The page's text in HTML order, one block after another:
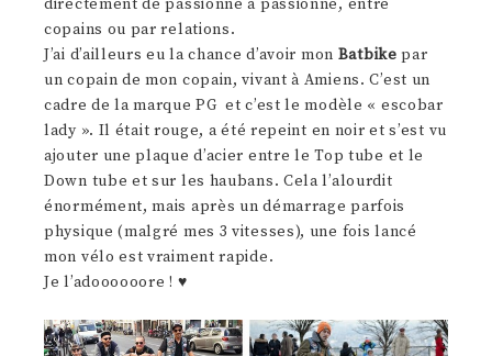
directement de passionné à passionné, entre
copains ou par relations.
J’ai d’ailleurs eu la chance d’avoir mon Batbike par
un copain de mon copain, vivant à Amiens. C’est un
cadre de la marque PG et c’est le modèle « escobar
lady ». Il était rouge, a été repeint en noir et s’est vu
ajouter une plaque d’acier entre le Top tube et le
Down tube et sur les haubans. Cela l’alourdit
énormément, mais après un démarrage parfois
physique (malgré mes 3 vitesses), une fois lancé
mon vélo est vraiment rapide.
Je l’adoooooore ! ♥